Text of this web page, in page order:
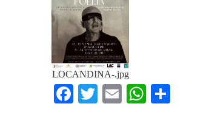
LOCANDINA-.jpg
Facebook
TwitterEmail